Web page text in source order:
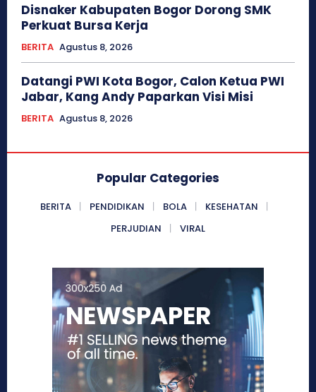
Disnaker Kabupaten Bogor Dorong SMK
Perkuat Bursa Kerja
BERITA Agustus 8, 2026
Datangi PWI Kota Bogor, Calon Ketua PWI
Jabar, Kang Andy Paparkan Visi Misi
BERITA Agustus 8, 2026
Popular Categories
BERITA PENDIDIKAN BOLA
KESEHATAN
PERJUDIAN
VIRAL